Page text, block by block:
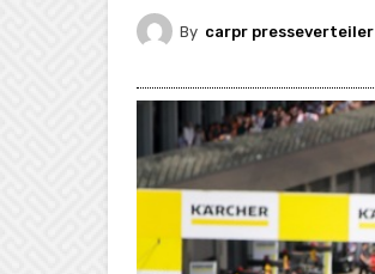
By carpr presseverteiler